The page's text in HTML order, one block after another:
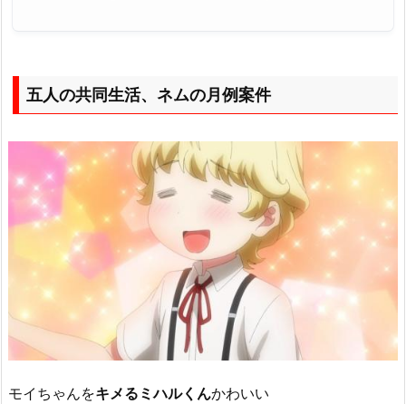
五人の共同生活、ネムの月例案件
モイちゃんをキメるミハルくんかわいい